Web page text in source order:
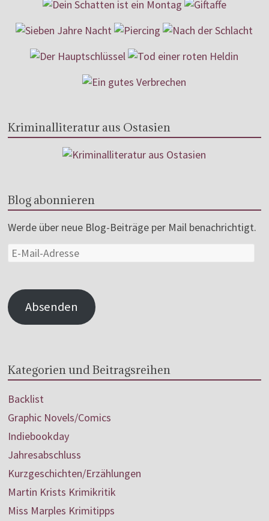
Kriminalliteratur aus Ostasien
Blog abonnieren
Werde über neue Blog-Beiträge per Mail benachrichtigt.
Absenden
Kategorien und Beitragsreihen
Backlist
Graphic Novels/Comics
Indiebookday
Jahresabschluss
Kurzgeschichten/Erzählungen
Martin Krists Krimikritik
Miss Marples Krimitipps